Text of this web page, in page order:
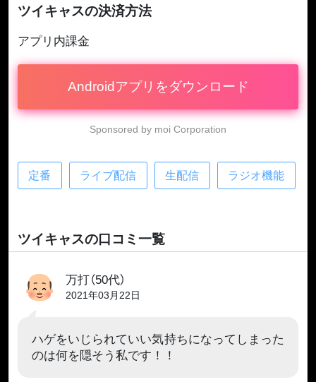
ツイキャスの決済方法
アプリ内課金
Androidアプリをダウンロード
Sponsored by moi Corporation
定番 ライブ配信 生配信 ラジオ機能
ツイキャスの口コミ一覧
万打（50代）
2021年03月22日
ハゲをいじられていい気持ちになってしまった
のは何を隠そう私です！！